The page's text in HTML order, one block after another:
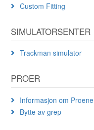
Custom Fitting
SIMULATORSENTER
Trackman simulator
PROER
Informasjon om Proene
Bytte av grep